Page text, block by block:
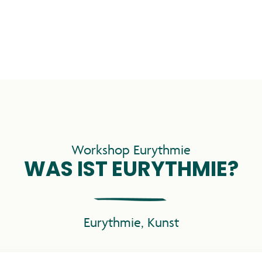
PROGRAMM
Workshop Eurythmie
WAS IST EURYTHMIE?
Eurythmie, Kunst